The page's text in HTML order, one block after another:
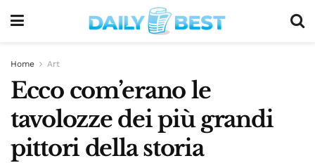
Home Art
Ecco com’erano le
tavolozze dei più grandi
pittori della storia